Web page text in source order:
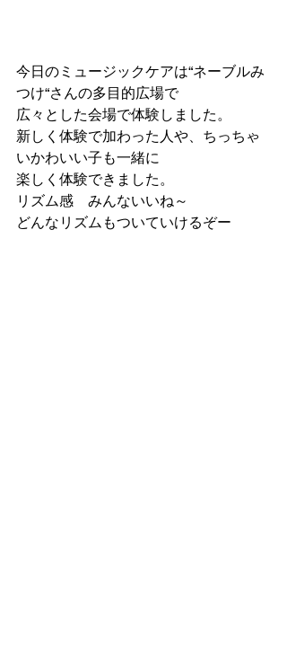
今日のミュージックケアは“ネーブルみ
つけ“さんの多目的広場で
広々とした会場で体験しました。
新しく体験で加わった人や、ちっちゃ
いかわいい子も一緒に
楽しく体験できました。
リズム感　みんないいね～
どんなリズムもついていけるぞー